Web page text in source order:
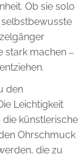
Ob sie solo
selbstbewusste
stark machen ‒
den
Leichtigkeit
künstlerische
Ohrschmuck
die zu